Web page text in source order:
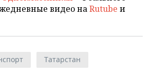
видео наRutube и
Татарстан